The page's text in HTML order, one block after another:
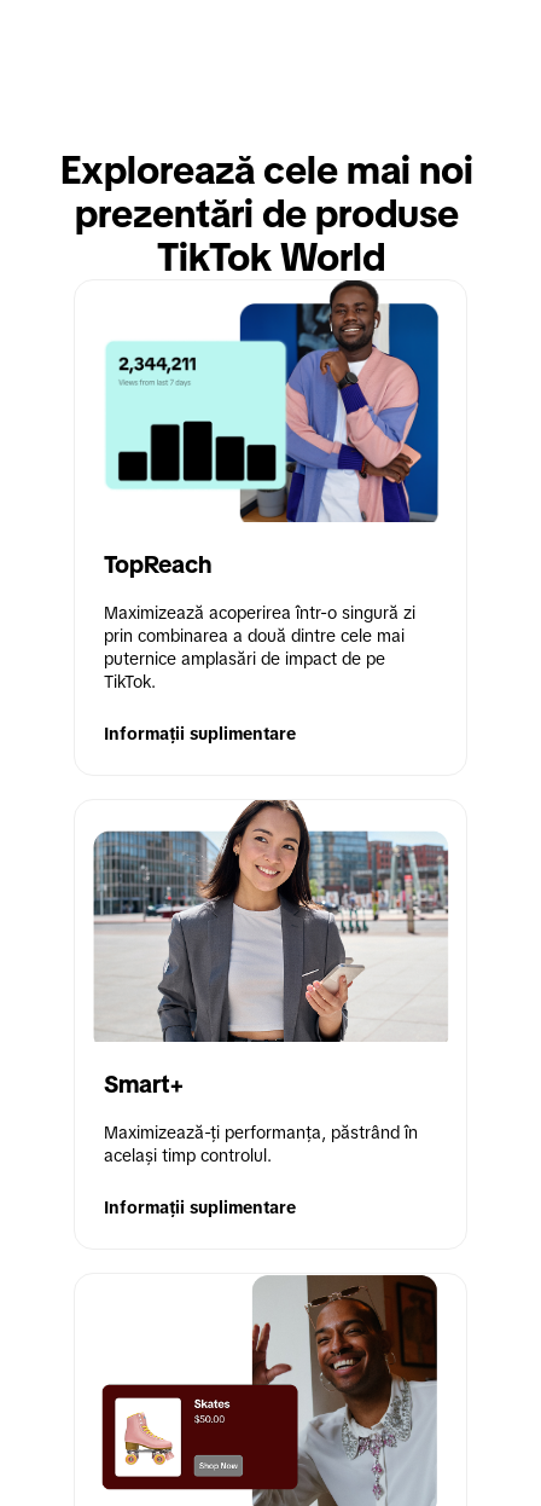
Explorează cele mai noi
prezentări de produse
TikTok World
TopReach
Maximizează acoperirea într-o singură zi
prin combinarea a două dintre cele mai
puternice amplasări de impact de pe
TikTok.
Informații suplimentare
Smart+
Maximizează-ți performanța, păstrând în
același timp controlul.
Informații suplimentare